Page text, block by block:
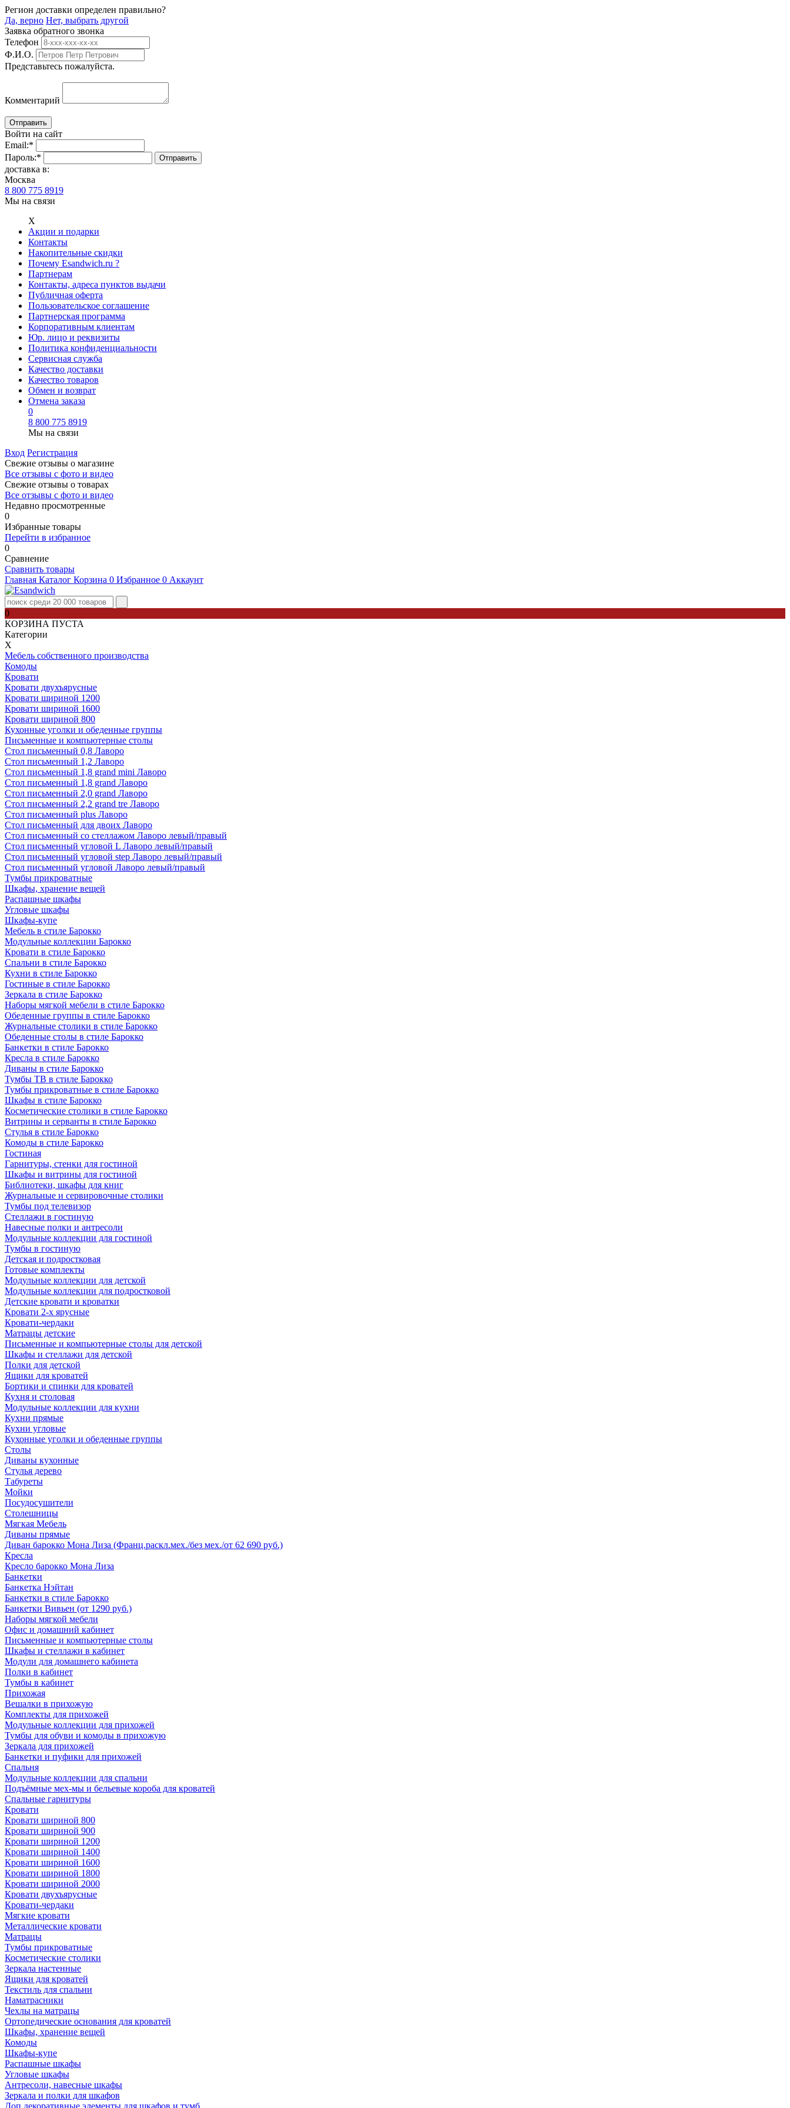
Регион доставки определен правильно?
Да, верно Нет, выбрать другой
Заявка обратного звонка
Телефон
Ф.И.О.
Представьтесь пожалуйста.
Комментарий
Войти на сайт
Email:*
Пароль:*
доставка в:
Москва
8 800 775 8919
Мы на связи
Х
Акции и подарки
Контакты
Накопительные скидки
Почему Esandwich.ru ?
Партнерам
Контакты, адреса пунктов выдачи
Публичная оферта
Пользовательское соглашение
Партнерская программа
Корпоративным клиентам
Юр. лицо и реквизиты
Политика конфиденциальности
Сервисная служба
Качество доставки
Качество товаров
Обмен и возврат
Отмена заказа
0
8 800 775 8919
Мы на связи
Вход Регистрация
Свежие отзывы о магазине
Все отзывы с фото и видео
Свежие отзывы о товарах
Все отзывы c фото и видео
Недавно просмотренные
0
Избранные товары
Перейти в избранное
0
Сравнение
Сравнить товары
Главная Каталог Корзина 0 Избранное 0 Аккаунт
0
КОРЗИНА ПУСТА
Категории
Х
Мебель собственного производства
Комоды
Кровати
Кровати двухъярусные
Кровати шириной 1200
Кровати шириной 1600
Кровати шириной 800
Кухонные уголки и обеденные группы
Письменные и компьютерные столы
Стол письменный 0,8 Лаворо
Стол письменный 1,2 Лаворо
Стол письменный 1,8 grand mini Лаворо
Стол письменный 1,8 grand Лаворо
Стол письменный 2,0 grand Лаворо
Стол письменный 2,2 grand tre Лаворо
Стол письменный plus Лаворо
Стол письменный для двоих Лаворо
Стол письменный со стеллажом Лаворо левый/правый
Стол письменный угловой L Лаворо левый/правый
Стол письменный угловой step Лаворо левый/правый
Стол письменный угловой Лаворо левый/правый
Тумбы прикроватные
Шкафы, хранение вещей
Распашные шкафы
Угловые шкафы
Шкафы-купе
Мебель в стиле Барокко
Модульные коллекции Барокко
Кровати в стиле Барокко
Спальни в стиле Барокко
Кухни в стиле Барокко
Гостиные в стиле Барокко
Зеркала в стиле Барокко
Наборы мягкой мебели в стиле Барокко
Обеденные группы в стиле Барокко
Журнальные столики в стиле Барокко
Обеденные столы в стиле Барокко
Банкетки в стиле Барокко
Кресла в стиле Барокко
Диваны в стиле Барокко
Тумбы ТВ в стиле Барокко
Тумбы прикроватные в стиле Барокко
Шкафы в стиле Барокко
Косметические столики в стиле Барокко
Витрины и серванты в стиле Барокко
Стулья в стиле Барокко
Комоды в стиле Барокко
Гостиная
Гарнитуры, стенки для гостиной
Шкафы и витрины для гостиной
Библиотеки, шкафы для книг
Журнальные и сервировочные столики
Тумбы под телевизор
Стеллажи в гостиную
Навесные полки и антресоли
Модульные коллекции для гостиной
Тумбы в гостиную
Детская и подростковая
Готовые комплекты
Модульные коллекции для детской
Модульные коллекции для подростковой
Детские кровати и кроватки
Кровати 2-х ярусные
Кровати-чердаки
Матрацы детские
Письменные и компьютерные столы для детской
Шкафы и стеллажи для детской
Полки для детской
Ящики для кроватей
Бортики и спинки для кроватей
Кухня и столовая
Модульные коллекции для кухни
Кухни прямые
Кухни угловые
Кухонные уголки и обеденные группы
Столы
Диваны кухонные
Стулья дерево
Табуреты
Мойки
Посудосушители
Столешницы
Мягкая Мебель
Диваны прямые
Диван барокко Мона Лиза (Франц.раскл.мех./без мех./от 62 690 руб.)
Кресла
Кресло барокко Мона Лиза
Банкетки
Банкетка Нэйтан
Банкетки в стиле Барокко
Банкетки Вивьен (от 1290 руб.)
Наборы мягкой мебели
Офис и домашний кабинет
Письменные и компьютерные столы
Шкафы и стеллажи в кабинет
Модули для домашнего кабинета
Полки в кабинет
Тумбы в кабинет
Прихожая
Вешалки в прихожую
Комплекты для прихожей
Модульные коллекции для прихожей
Тумбы для обуви и комоды в прихожую
Зеркала для прихожей
Банкетки и пуфики для прихожей
Спальня
Модульные коллекции для спальни
Подъёмные мех-мы и бельевые короба для кроватей
Спальные гарнитуры
Кровати
Кровати шириной 800
Кровати шириной 900
Кровати шириной 1200
Кровати шириной 1400
Кровати шириной 1600
Кровати шириной 1800
Кровати шириной 2000
Кровати двухъярусные
Кровати-чердаки
Мягкие кровати
Металлические кровати
Матрацы
Тумбы прикроватные
Косметические столики
Зеркала настенные
Ящики для кроватей
Текстиль для спальни
Наматрасники
Чехлы на матрацы
Ортопедические основания для кроватей
Шкафы, хранение вещей
Комоды
Шкафы-купе
Распашные шкафы
Угловые шкафы
Антресоли, навесные шкафы
Зеркала и полки для шкафов
Доп.декоративные элементы для шкафов и тумб